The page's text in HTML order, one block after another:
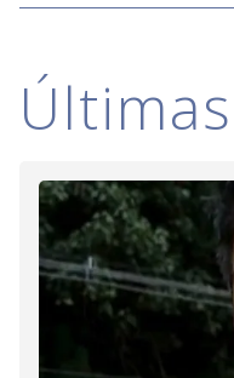
d
Últimas